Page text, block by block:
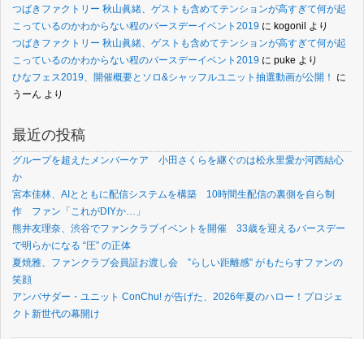
つばきファクトリー 秋山眞緒、ゲストも含めてテンションが高すぎて何が起
こっているのかわからない程のバースデーイベント2019 に kogonil より
つばきファクトリー 秋山眞緒、ゲストも含めてテンションが高すぎて何が起
こっているのかわからない程のバースデーイベント2019 に puke より
ひなフェス2019、開催概要とソロ&シャッフルユニット抽選動画が公開！
に
うーん より
最近の投稿
グループを超えたメンバーケア 小田さくらを継ぐのは松永里愛か河西結心
か
宮本佳林、AIとともに配信システムを構築 10時間生配信の裏側を自ら制
作 ファン「これがDIYか…」
熊井友理奈、渋谷でファンクラブイベントを開催 33歳を迎えるバースデー
で明らかになる “圧” の正体
夏焼雅、ファンクラブ会員証お渡し会 ”らしい距離感” がもたらすファンの
笑顔
アンバサダー・ユニット ConChu! が告げた、2026年夏のハロー！プロジェ
クト新世代の幕開け